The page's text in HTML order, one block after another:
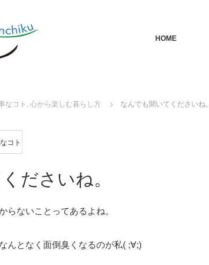
HOME
なコト , 心から楽しむ暮らし方 なんでも聞いてくださいね。
コト
ださいね。
らないことってあるよね。
んとなく面倒臭くなるのが私( ;∀;)